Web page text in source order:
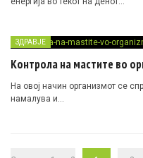
ЗДРАВЈЕ
Контрола на мастите во
На овој начин организмот се
намалува и…